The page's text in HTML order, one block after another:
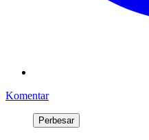
Komentar
Perbesar